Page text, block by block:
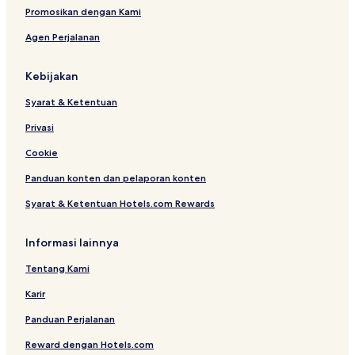
t
r
Promosikan dengan Kami
Agen Perjalanan
Kebijakan
Syarat & Ketentuan
Privasi
Cookie
Panduan konten dan pelaporan konten
Syarat & Ketentuan Hotels.com Rewards
Informasi lainnya
Tentang Kami
Karir
Panduan Perjalanan
Reward dengan Hotels.com